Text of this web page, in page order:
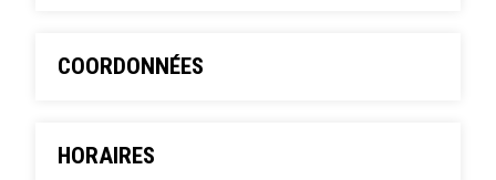
COORDONNÉES
HORAIRES